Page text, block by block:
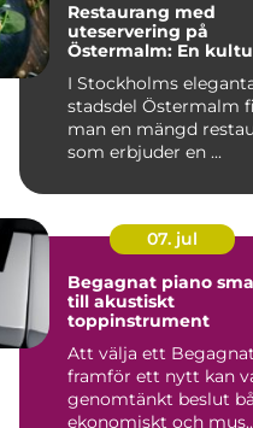
Restaurang med
uteservering på
Östermalm: En
I Stockholms
stadsdel Östermalm
man en mängd
som erbjuder en ...
07. jul
Begagnat piano smart väg
till akustiskt
toppinstrument
Att välja ett
framför ett nytt kan
genomtänkt beslut
ekonomiskt och